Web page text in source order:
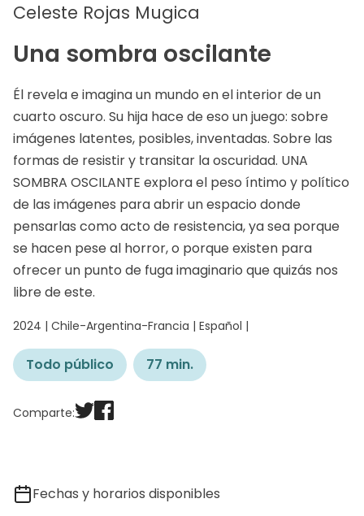
Celeste Rojas Mugica
Una sombra oscilante
Él revela e imagina un mundo en el interior de un
cuarto oscuro. Su hija hace de eso un juego: sobre
imágenes latentes, posibles, inventadas. Sobre las
formas de resistir y transitar la oscuridad. UNA
SOMBRA OSCILANTE explora el peso íntimo y político
de las imágenes para abrir un espacio donde
pensarlas como acto de resistencia, ya sea porque
se hacen pese al horror, o porque existen para
ofrecer un punto de fuga imaginario que quizás nos
libre de este.
2024 | Chile-Argentina-Francia | Español |
Todo público 77 min.
Comparte:
Fechas y horarios disponibles